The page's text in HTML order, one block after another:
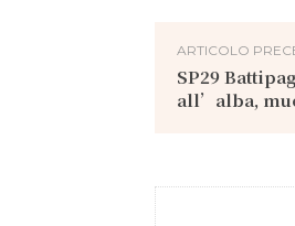
ARTICOLO
SP29
all’alba,